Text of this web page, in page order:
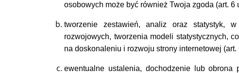
osobowych może być również Twoja zgoda (art. 6
tworzenie zestawień, analiz oraz statystyk,
rozwojowych, tworzenia modeli statystycznych,
na doskonaleniu i rozwoju strony internetowej (art.
ewentualne ustalenia, dochodzenie lub